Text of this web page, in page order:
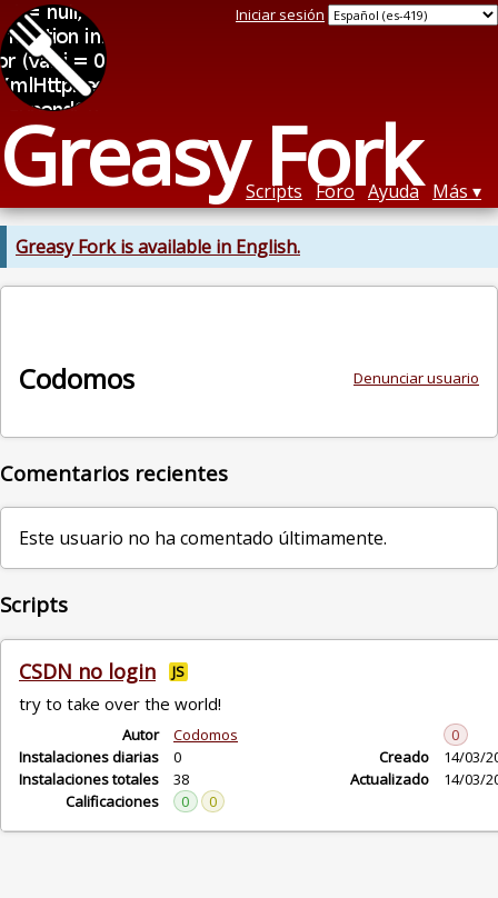
Greasy Fork
Iniciar sesión
Scripts Foro Ayuda Más
Greasy Fork is available in English.
Denunciar usuario
Codomos
Comentarios recientes
Este usuario no ha comentado últimamente.
Scripts
CSDN no login JS
try to take over the world!
Autor
Codomos
Instalaciones diarias
0
Instalaciones totales
38
Calificaciones
0 0
0
Creado
14/03/
Actualizado
14/03/